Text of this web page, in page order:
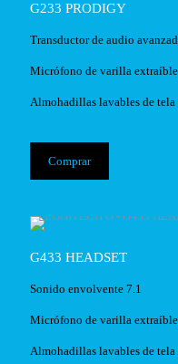
G233 PRODIGY
Transductor de audio
Micrófono de varilla
Almohadillas lavables de
Comprar
G433 HEADSET
Sonido envolvente 7.1
Micrófono de varilla
Almohadillas lavables de